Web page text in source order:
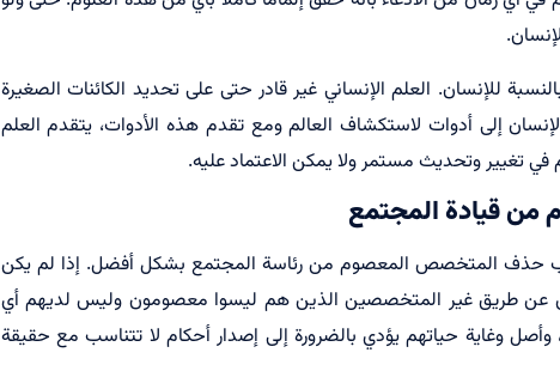
للإنسان. العلم الإنساني غير قادر حتى على تحديد الكائنات الصغيرة
إلى أدوات لاستكشاف العالم ومع تقدم هذه الأدوات، يتقدم العلم
في تغيير وتحديث مستمر ولا يمكن الاعتماد عليه.
قيادة المجتمع
حذف المتخصص المعصوم من رئاسة المجتمع بشكل أفضل. إذا لم يكن
عن طريق غير المتخصصين الذين هم ليسوا معصومون وليس لديهم أي
وأصل وغاية حياتهم يؤدي بالضرورة إلى إصدار أحكام لا تتناسب مع حقيقة